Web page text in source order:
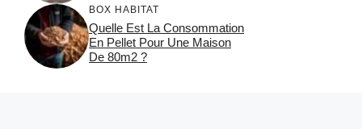
BOX HABITAT
Quelle Est La Consommation
En Pellet Pour Une Maison
De 80m2 ?